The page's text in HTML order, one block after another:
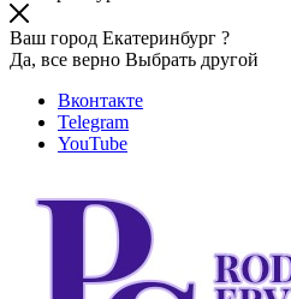
Ваш город Екатеринбург ?
Да, все верно Выбрать другой
Вконтакте
Telegram
YouTube